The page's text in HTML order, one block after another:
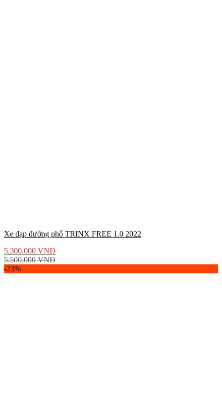
Xe đạp đường phố TRINX FREE 1.0 2022
5.300.000 VNĐ
5.500.000VNĐ
-23%